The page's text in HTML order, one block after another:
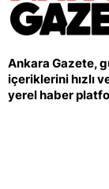
Ankara Gazete,
içeriklerini hızlı
yerel haber